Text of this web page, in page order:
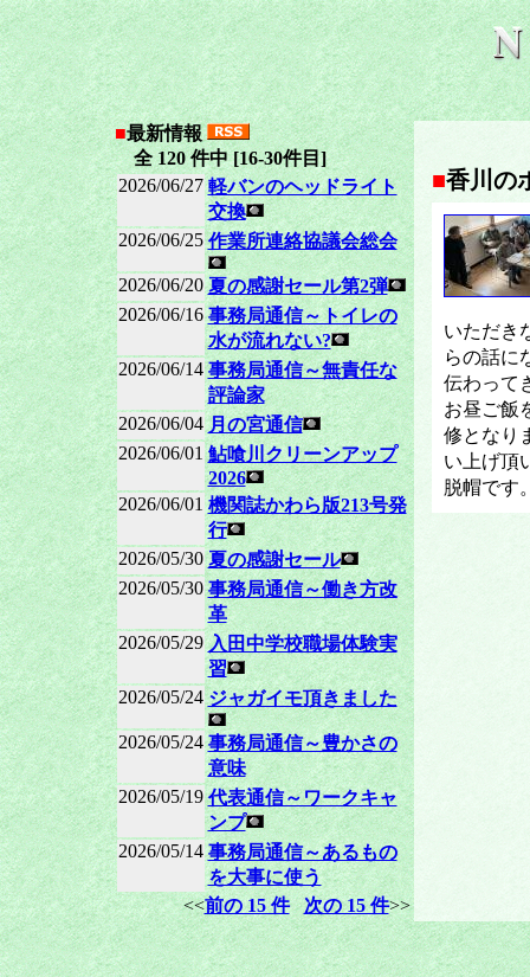
■最新情報
全 120 件中 [16-30件目]
2026/06/27 軽バンのヘッドライト
交換
2026/06/25 作業所連絡協議会総会
2026/06/20 夏の感謝セール第2弾
2026/06/16 事務局通信～トイレの
水が流れない?
2026/06/14 事務局通信～無責任な
評論家
2026/06/04 月の宮通信
2026/06/01 鮎喰川クリーンアップ
2026
2026/06/01 機関誌かわら版213号発
行
2026/05/30 夏の感謝セール
2026/05/30 事務局通信～働き方改
革
2026/05/29 入田中学校職場体験実
習
2026/05/24 ジャガイモ頂きました
2026/05/24 事務局通信～豊かさの
意味
2026/05/19 代表通信～ワークキャ
ンプ
2026/05/14 事務局通信～あるもの
を大事に使う
<<前の 15 件 次の 15 件>>
■香川の
いただき
らの話に
伝わって
お昼ご飯
修となり
い上げ頂
脱帽です